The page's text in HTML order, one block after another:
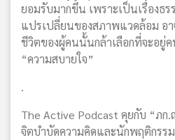
ยอมรับมากขึ้น เพราะเป็นเรื่องธร
แปรเปลี่ยนของสภาพแวดล้อม อ
ชีวิตของผู้คนนั้นกล้าเลือกที่จะอยู่ค
“ความสบายใจ”
.
The Active Podcast คุยกับ “ภ
จิตบำบัดความคิดและนักพฤติกรร